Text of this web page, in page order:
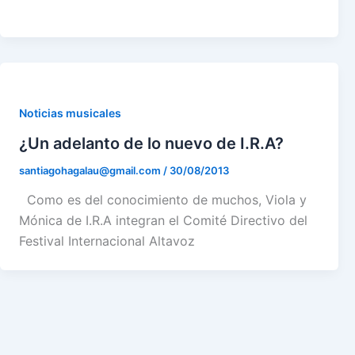
Noticias musicales
¿Un adelanto de lo nuevo de I.R.A?
santiagohagalau@gmail.com / 30/08/2013
Como es del conocimiento de muchos, Viola y
Mónica de I.R.A integran el Comité Directivo del
Festival Internacional Altavoz